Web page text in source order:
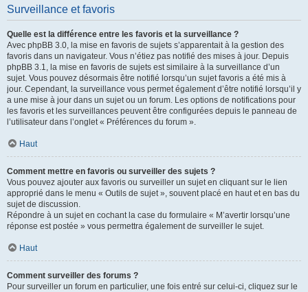
Surveillance et favoris
Quelle est la différence entre les favoris et la surveillance ?
Avec phpBB 3.0, la mise en favoris de sujets s’apparentait à la gestion des
favoris dans un navigateur. Vous n’étiez pas notifié des mises à jour. Depuis
phpBB 3.1, la mise en favoris de sujets est similaire à la surveillance d’un
sujet. Vous pouvez désormais être notifié lorsqu’un sujet favoris a été mis à
jour. Cependant, la surveillance vous permet également d’être notifié lorsqu’il y
a une mise à jour dans un sujet ou un forum. Les options de notifications pour
les favoris et les surveillances peuvent être configurées depuis le panneau de
l’utilisateur dans l’onglet « Préférences du forum ».
Haut
Comment mettre en favoris ou surveiller des sujets ?
Vous pouvez ajouter aux favoris ou surveiller un sujet en cliquant sur le lien
approprié dans le menu « Outils de sujet », souvent placé en haut et en bas du
sujet de discussion.
Répondre à un sujet en cochant la case du formulaire « M’avertir lorsqu’une
réponse est postée » vous permettra également de surveiller le sujet.
Haut
Comment surveiller des forums ?
Pour surveiller un forum en particulier, une fois entré sur celui-ci, cliquez sur le